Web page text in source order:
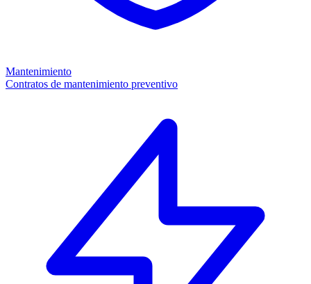
Mantenimiento
Contratos de mantenimiento preventivo